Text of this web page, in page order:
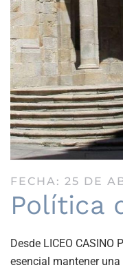
FECHA: 25 DE
Política
Desde LICEO CASINO
esencial mantener